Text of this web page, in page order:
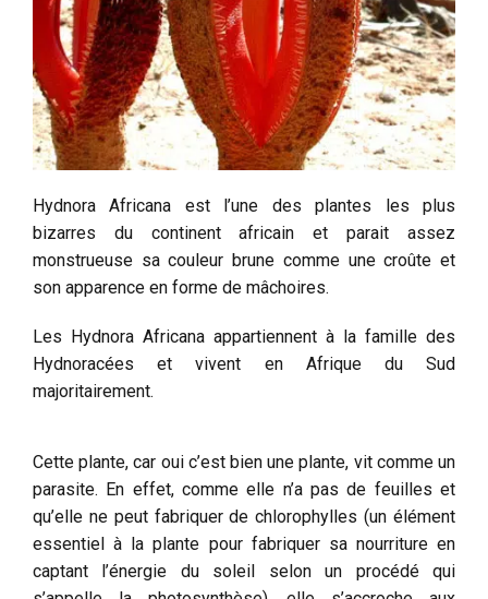
Hydnora Africana est l’une des plantes les plus
bizarres du continent africain et parait assez
monstrueuse sa couleur brune comme une croûte et
son apparence en forme de mâchoires.
Les Hydnora Africana appartiennent à la famille des
Hydnoracées et vivent en Afrique du Sud
majoritairement.
Cette plante, car oui c’est bien une plante, vit comme un
parasite. En effet, comme elle n’a pas de feuilles et
qu’elle ne peut fabriquer de chlorophylles (un élément
essentiel à la plante pour fabriquer sa nourriture en
captant l’énergie du soleil selon un procédé qui